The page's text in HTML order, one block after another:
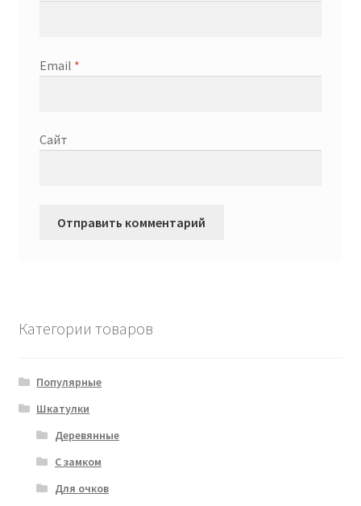
Email *
Сайт
Категории товаров
Популярные
Шкатулки
Деревянные
С замком
Для очков